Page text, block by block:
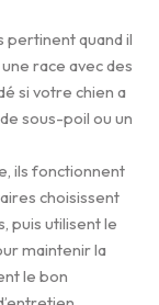
pertinent quand il
race avec des
si votre chien a
sous-poil ou un
ils fonctionnent
choisissent
puis utilisent le
maintenir la
le bon